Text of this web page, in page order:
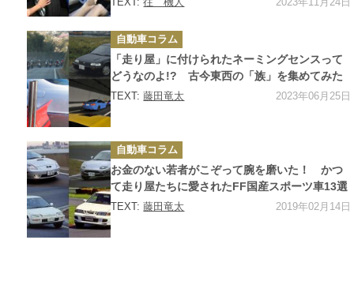
カ
テ
ゴ
リ
ー
自動車コラム
「走り屋」に付けられたネーミングセンスって
どうなのよ!? 古今東西の「族」を集めてみた
TEXT:藤田竜太 2023年06月25日
カ
テ
ゴ
リ
ー
自動車コラム
お金のない若者がこぞって腕を磨いた！ かつ
て走り屋たちに愛されたFF国産スポーツ車13選
TEXT:藤田竜太 2019年02月14日